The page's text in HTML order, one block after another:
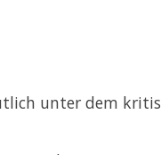
unter dem